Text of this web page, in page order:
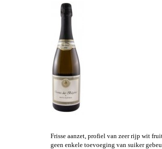
Frisse aanzet, profiel van zeer rijp wit
geen enkele toevoeging van suiker